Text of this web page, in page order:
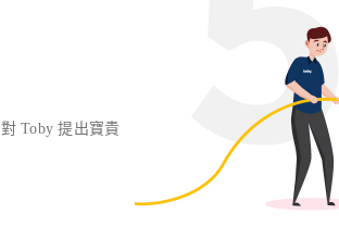
對 Toby 提出寶貴